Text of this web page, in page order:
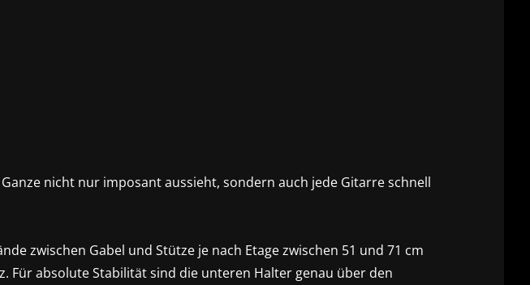
nicht nur imposant aussieht, sondern auch jede Gitarre schnell
zwischen Gabel und Stütze je nach Etage zwischen 51 und 71 cm
Für absolute Stabilität sind die unteren Halter genau über den